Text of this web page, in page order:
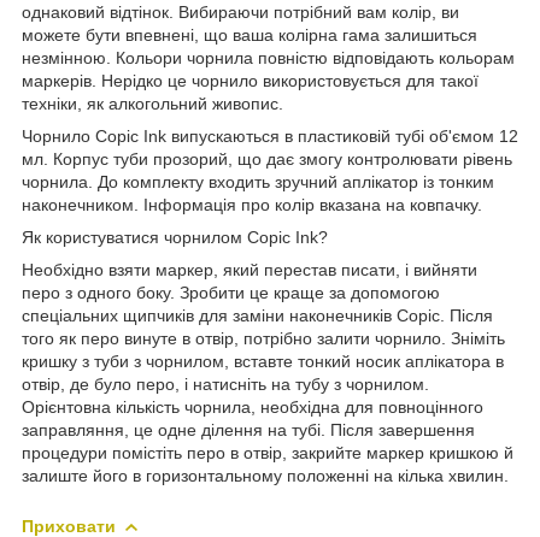
однаковий відтінок. Вибираючи потрібний вам колір, ви
можете бути впевнені, що ваша колірна гама залишиться
незмінною. Кольори чорнила повністю відповідають кольорам
маркерів. Нерідко це чорнило використовується для такої
техніки, як алкогольний живопис.
Чорнило Copic Ink випускаються в пластиковій тубі об'ємом 12
мл. Корпус туби прозорий, що дає змогу контролювати рівень
чорнила. До комплекту входить зручний аплікатор із тонким
наконечником. Інформація про колір вказана на ковпачку.
Як користуватися чорнилом Copic Ink?
Необхідно взяти маркер, який перестав писати, і вийняти
перо з одного боку. Зробити це краще за допомогою
спеціальних щипчиків для заміни наконечників Copic. Після
того як перо винуте в отвір, потрібно залити чорнило. Зніміть
кришку з туби з чорнилом, вставте тонкий носик аплікатора в
отвір, де було перо, і натисніть на тубу з чорнилом.
Орієнтовна кількість чорнила, необхідна для повноцінного
заправляння, це одне ділення на тубі. Після завершення
процедури помістіть перо в отвір, закрийте маркер кришкою й
залиште його в горизонтальному положенні на кілька хвилин.
Приховати